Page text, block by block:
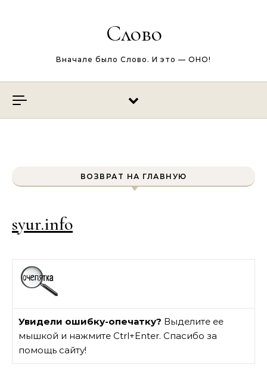
Слово
Вначале было Слово. И это — ОНО!
ВОЗВРАТ НА ГЛАВНУЮ
syur.info
Увидели ошибку-опечатку? Выделите ее
мышкой и нажмите Ctrl+Enter. Спасибо за
помощь сайту!